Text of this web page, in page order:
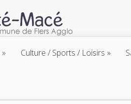
Culture / Sports / Loisirs